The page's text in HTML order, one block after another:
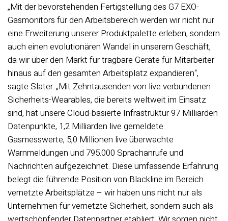
„Mit der bevorstehenden Fertigstellung des G7 EXO-
Gasmonitors für den Arbeitsbereich werden wir nicht nur
eine Erweiterung unserer Produktpalette erleben, sondern
auch einen evolutionären Wandel in unserem Geschäft,
da wir über den Markt für tragbare Geräte für Mitarbeiter
hinaus auf den gesamten Arbeitsplatz expandieren“,
sagte Slater. „Mit Zehntausenden von live verbundenen
Sicherheits-Wearables, die bereits weltweit im Einsatz
sind, hat unsere Cloud-basierte Infrastruktur 97 Milliarden
Datenpunkte, 1,2 Milliarden live gemeldete
Gasmesswerte, 5,0 Millionen live überwachte
Warnmeldungen und 795.000 Sprachanrufe und
Nachrichten aufgezeichnet. Diese umfassende Erfahrung
belegt die führende Position von Blackline im Bereich
vernetzte Arbeitsplätze – wir haben uns nicht nur als
Unternehmen für vernetzte Sicherheit, sondern auch als